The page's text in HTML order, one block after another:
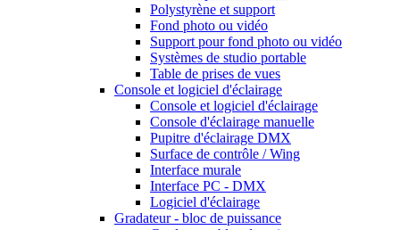
Polystyrène et support
Fond photo ou vidéo
Support pour fond photo ou vidéo
Systèmes de studio portable
Table de prises de vues
Console et logiciel d'éclairage
Console et logiciel d'éclairage
Console d'éclairage manuelle
Pupitre d'éclairage DMX
Surface de contrôle / Wing
Interface murale
Interface PC - DMX
Logiciel d'éclairage
Gradateur - bloc de puissance